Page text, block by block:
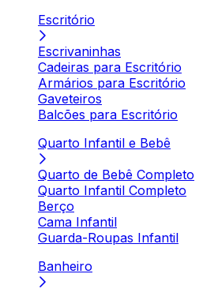
Escritório
Escrivaninhas
Cadeiras para Escritório
Armários para Escritório
Gaveteiros
Balcões para Escritório
Quarto Infantil e Bebê
Quarto de Bebê Completo
Quarto Infantil Completo
Berço
Cama Infantil
Guarda-Roupas Infantil
Banheiro